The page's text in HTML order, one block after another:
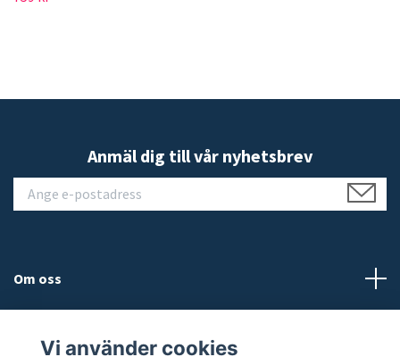
Anmäl dig till vår nyhetsbrev
Om oss
Vi använder cookies